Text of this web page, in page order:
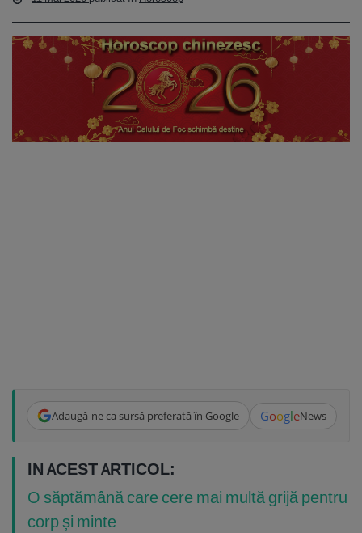
Adaugă-ne ca sursă preferată în Google GoogleNews
IN ACEST ARTICOL:
O săptămână care cere mai multă grijă pentru
corp și minte